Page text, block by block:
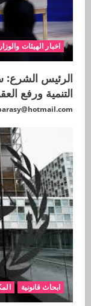
اخبار الهيئات
الرئيس الشرع:
التنمية ورفع
ابحاث قانونية